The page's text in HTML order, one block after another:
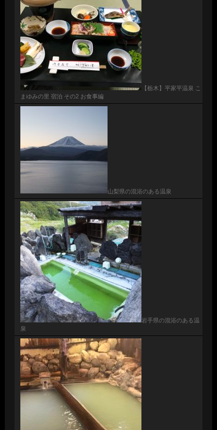
【栃木】平家平温泉 こ
まゆみの里 宿泊 その2 お食事編
山梨県の混浴のある温泉
岩手県の混浴のある温
泉